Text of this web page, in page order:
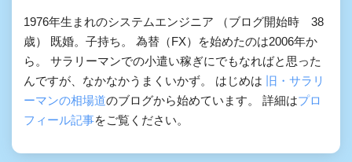
1976年生まれのシステムエンジニア （ブログ開始時 38
歳） 既婚。子持ち。 為替（FX）を始めたのは2006年か
ら。 サラリーマンでの小遣い稼ぎにでもなればと思った
んですが、なかなかうまくいかず。 はじめは 旧・サラリ
ーマンの相場道のブログから始めています。 詳細はプロ
フィール記事をご覧ください。